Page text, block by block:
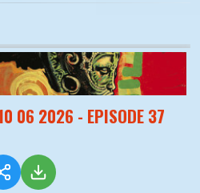
06 2026 - EPISODE 37